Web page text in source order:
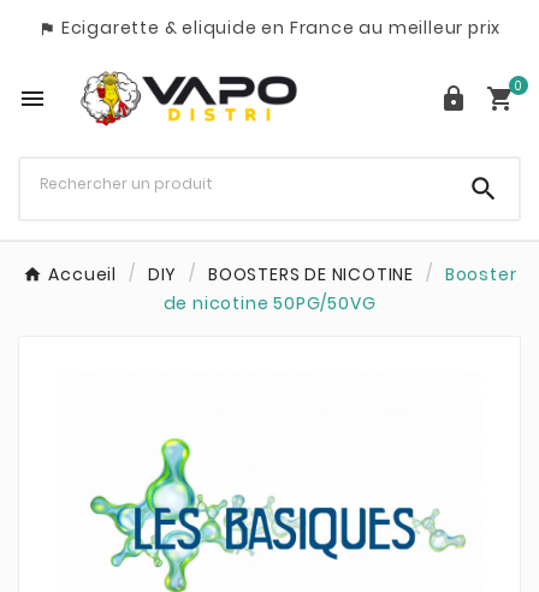
 Ecigarette & eliquide en France au meilleur prix
  0

Accueil DIY BOOSTERS DE NICOTINE
Booster
de nicotine 50PG/50VG